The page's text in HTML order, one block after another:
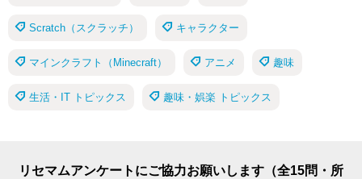
Scratch（スクラッチ） キャラクター
マインクラフト（Minecraft） アニメ 趣味
生活・IT トピックス 趣味・娯楽 トピックス
リセマムアンケートにご協力お願いします（全15問・所